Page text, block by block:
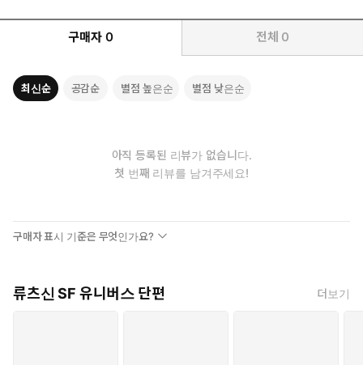
구매자 0 전체 0
최신순 공감순 별점 높은순 별점 낮은순
아직 등록된 리뷰가 없습니다.
첫 번째 리뷰를 남겨주세요!
구매자 표시 기준은 무엇인가요?
류츠신 SF 유니버스 단편 더보기